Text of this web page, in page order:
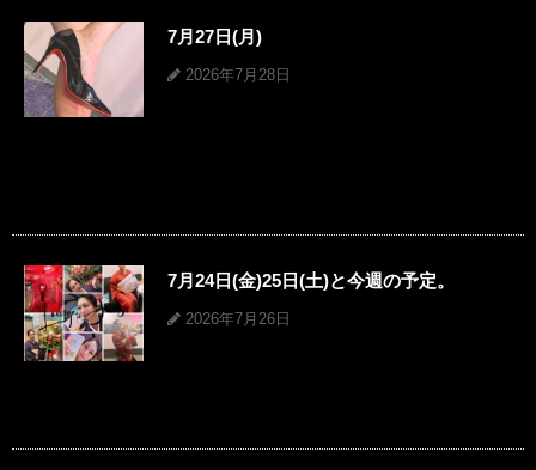
7月27日(月)
2026年7月28日
7月24日(金)25日(土)と今週の予定。
2026年7月26日